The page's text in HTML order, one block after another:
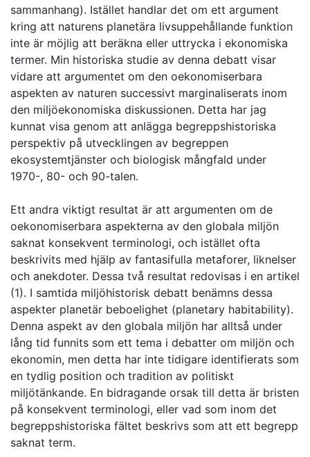
sammanhang). Istället handlar det om ett argument
kring att naturens planetära livsuppehållande funktion
inte är möjlig att beräkna eller uttrycka i ekonomiska
termer. Min historiska studie av denna debatt visar
vidare att argumentet om den oekonomiserbara
aspekten av naturen successivt marginaliserats inom
den miljöekonomiska diskussionen. Detta har jag
kunnat visa genom att anlägga begreppshistoriska
perspektiv på utvecklingen av begreppen
ekosystemtjänster och biologisk mångfald under
1970-, 80- och 90-talen.
Ett andra viktigt resultat är att argumenten om de
oekonomiserbara aspekterna av den globala miljön
saknat konsekvent terminologi, och istället ofta
beskrivits med hjälp av fantasifulla metaforer, liknelser
och anekdoter. Dessa två resultat redovisas i en artikel
(1). I samtida miljöhistorisk debatt benämns dessa
aspekter planetär beboelighet (planetary habitability).
Denna aspekt av den globala miljön har alltså under
lång tid funnits som ett tema i debatter om miljön och
ekonomin, men detta har inte tidigare identifierats som
en tydlig position och tradition av politiskt
miljötänkande. En bidragande orsak till detta är bristen
på konsekvent terminologi, eller vad som inom det
begreppshistoriska fältet beskrivs som att ett begrepp
saknat term.